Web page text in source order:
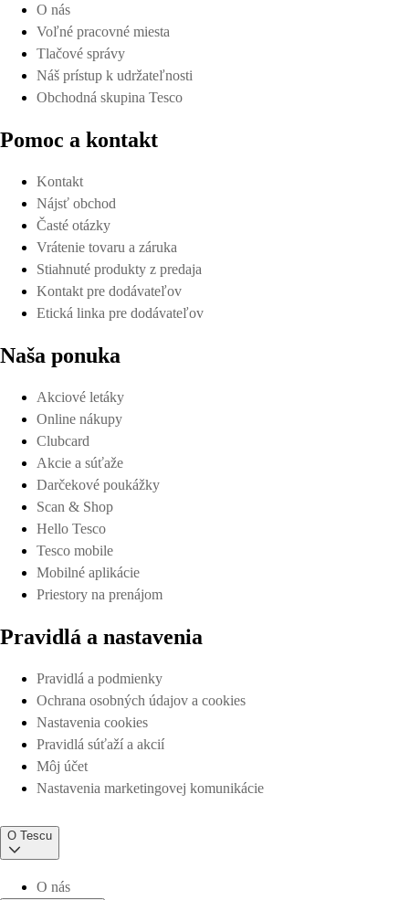
O nás
Voľné pracovné miesta
Tlačové správy
Náš prístup k udržateľnosti
Obchodná skupina Tesco
Pomoc a kontakt
Kontakt
Nájsť obchod
Časté otázky
Vrátenie tovaru a záruka
Stiahnuté produkty z predaja
Kontakt pre dodávateľov
Etická linka pre dodávateľov
Naša ponuka
Akciové letáky
Online nákupy
Clubcard
Akcie a súťaže
Darčekové poukážky
Scan & Shop
Hello Tesco
Tesco mobile
Mobilné aplikácie
Priestory na prenájom
Pravidlá a nastavenia
Pravidlá a podmienky
Ochrana osobných údajov a cookies
Nastavenia cookies
Pravidlá súťaží a akcií
Môj účet
Nastavenia marketingovej komunikácie
O Tescu
O nás